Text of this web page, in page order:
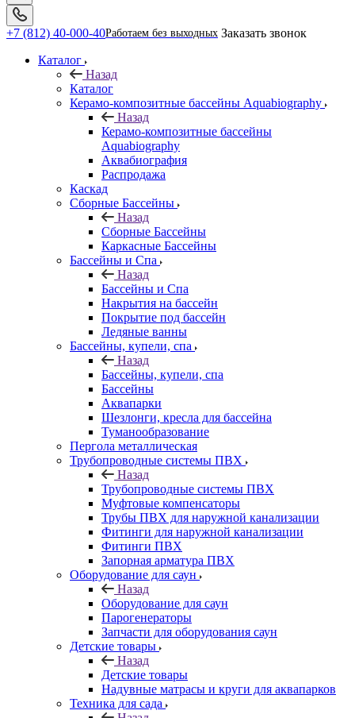
+7 (812) 40-000-40Работаем без выходных Заказать звонок
Каталог
Назад
Каталог
Керамо-композитные бассейны Aquabiography
Назад
Керамо-композитные бассейны
Aquabiography
Аквабиография
Распродажа
Каскад
Сборные Бассейны
Назад
Сборные Бассейны
Каркасные Бассейны
Бассейны и Спа
Назад
Бассейны и Спа
Накрытия на бассейн
Покрытие под бассейн
Ледяные ванны
Бассейны, купели, спа
Назад
Бассейны, купели, спа
Бассейны
Аквапарки
Шезлонги, кресла для бассейна
Туманообразование
Пергола металлическая
Трубопроводные системы ПВХ
Назад
Трубопроводные системы ПВХ
Муфтовые компенсаторы
Трубы ПВХ для наружной канализации
Фитинги для наружной канализации
Фитинги ПВХ
Запорная арматура ПВХ
Оборудование для саун
Назад
Оборудование для саун
Парогенераторы
Запчасти для оборудования саун
Детские товары
Назад
Детские товары
Надувные матрасы и круги для аквапарков
Техника для сада